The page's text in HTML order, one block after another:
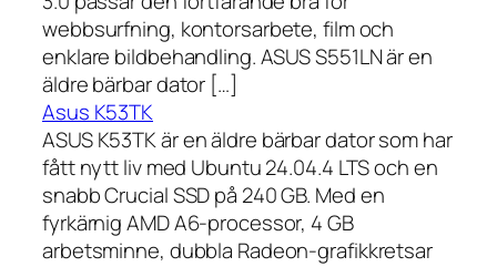
webbsurfning, kontorsarbete, film och
enklare bildbehandling. ASUS S551LN är en
äldre bärbar dator […]
Asus K53TK
ASUS K53TK är en äldre bärbar dator som har
fått nytt liv med Ubuntu 24.04.4 LTS och en
snabb Crucial SSD på 240 GB. Med en
fyrkärnig AMD A6-processor, 4 GB
arbetsminne, dubbla Radeon-grafikkretsar